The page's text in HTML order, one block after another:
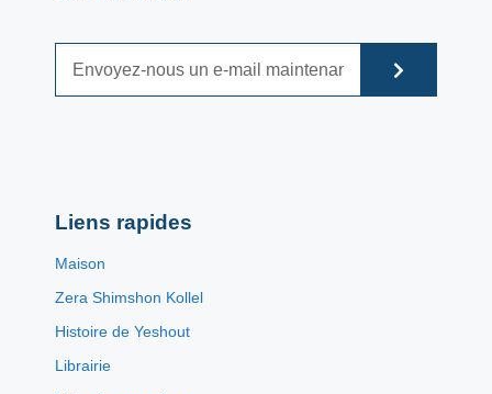
Liens rapides
Maison
Zera Shimshon Kollel
Histoire de Yeshout
Librairie